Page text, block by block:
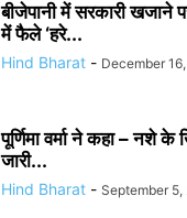
बीजेपानी में सरकारी खजाने
में फैले ‘हरे...
Hind Bharat - December
पूर्णिमा वर्मा ने कहा – नशे के
जारी...
Hind Bharat - September 5,